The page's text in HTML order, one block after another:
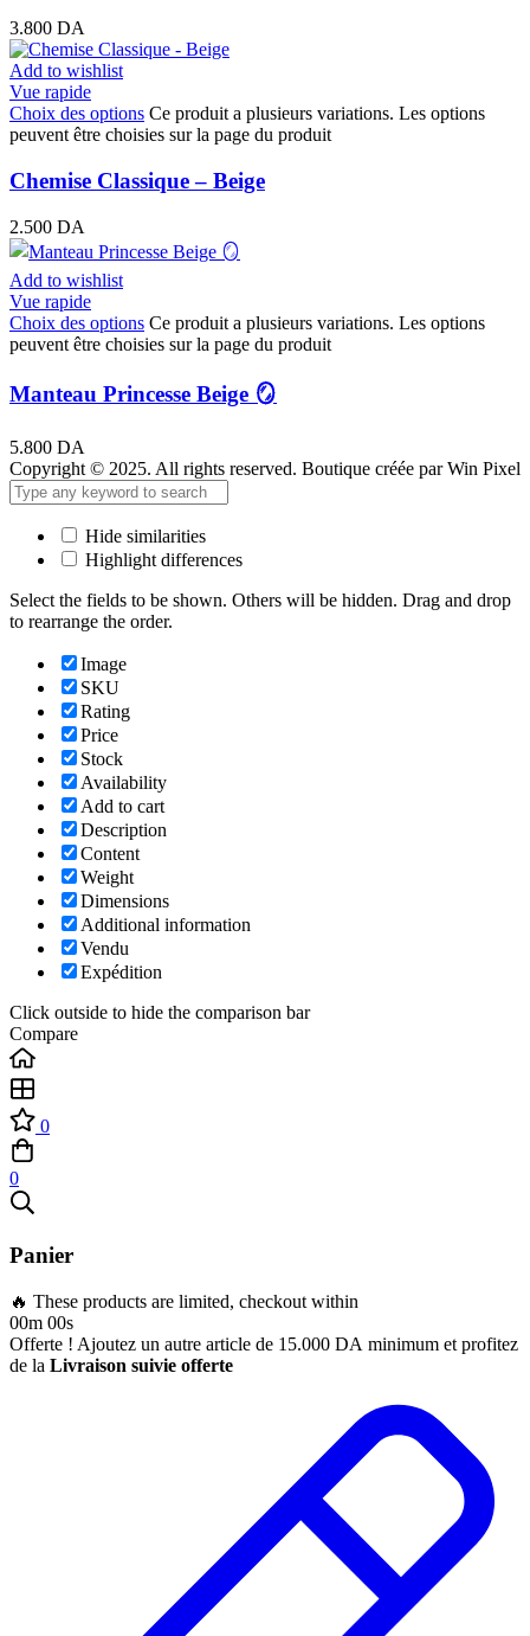
3.800 DA
Add to wishlist
Vue rapide
Choix des options Ce produit a plusieurs variations. Les options
peuvent être choisies sur la page du produit
Chemise Classique – Beige
2.500 DA
Add to wishlist
Vue rapide
Choix des options Ce produit a plusieurs variations. Les options
peuvent être choisies sur la page du produit
Manteau Princesse Beige 🪞
5.800 DA
Copyright © 2025. All rights reserved. Boutique créée par Win Pixel
Hide similarities
Highlight differences
Select the fields to be shown. Others will be hidden. Drag and drop
to rearrange the order.
Image
SKU
Rating
Price
Stock
Availability
Add to cart
Description
Content
Weight
Dimensions
Additional information
Vendu
Expédition
Click outside to hide the comparison bar
Compare
0
0
Panier
🔥 These products are limited, checkout within
00m 00s
Offerte ! Ajoutez un autre article de 15.000 DA minimum et profitez
de la Livraison suivie offerte